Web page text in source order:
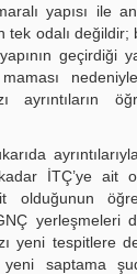
yapısı ile
odalı değildir;
geçirdiği
maması
ayrıntıların
İTÇ’ye ait
olduğunun
yerleşmeleri
yeni tespitlere
saptama